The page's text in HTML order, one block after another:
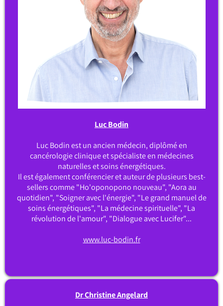
Luc Bodin
Luc Bodin est un ancien médecin, diplômé en
cancérologie clinique et spécialiste en médecines
naturelles et soins énergétiques.
Il est également conférencier et auteur de plusieurs best-
sellers comme "Ho'oponopono nouveau", "Aora au
quotidien", "Soigner avec l'énergie", "Le grand manuel de
soins énergétiques", "La médecine spirituelle", "La
révolution de l'amour", "Dialogue avec Lucifer"...
www.luc-bodin.fr
Dr Christine Angelard